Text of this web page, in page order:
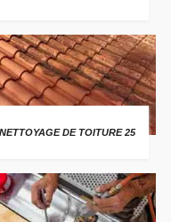
NETTOYAGE DE TOITURE 25